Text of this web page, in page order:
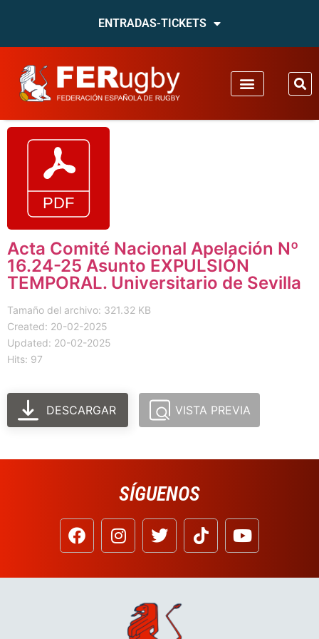
ENTRADAS-TICKETS
Acta Comité Nacional Apelación Nº
16.24-25 Asunto EXPULSIÓN
TEMPORAL. Universitario de Sevilla
Tamaño del archivo: 321.32 KB
Created: 20-02-2025
Updated: 20-02-2025
Hits: 97
DESCARGAR VISTA PREVIA
SÍGUENOS